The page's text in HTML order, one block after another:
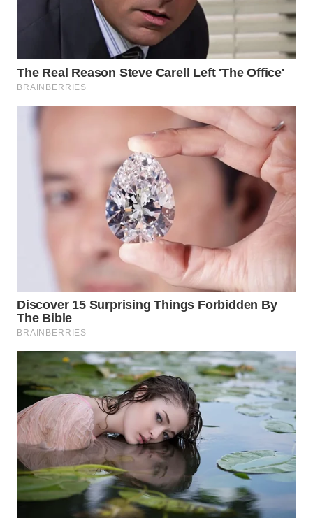
WN
LAWAS
WN
WN
WN
KEPULAUAN
SERIBU
WN
TANGERANG
WN
BINJAI
WN
CIREBON